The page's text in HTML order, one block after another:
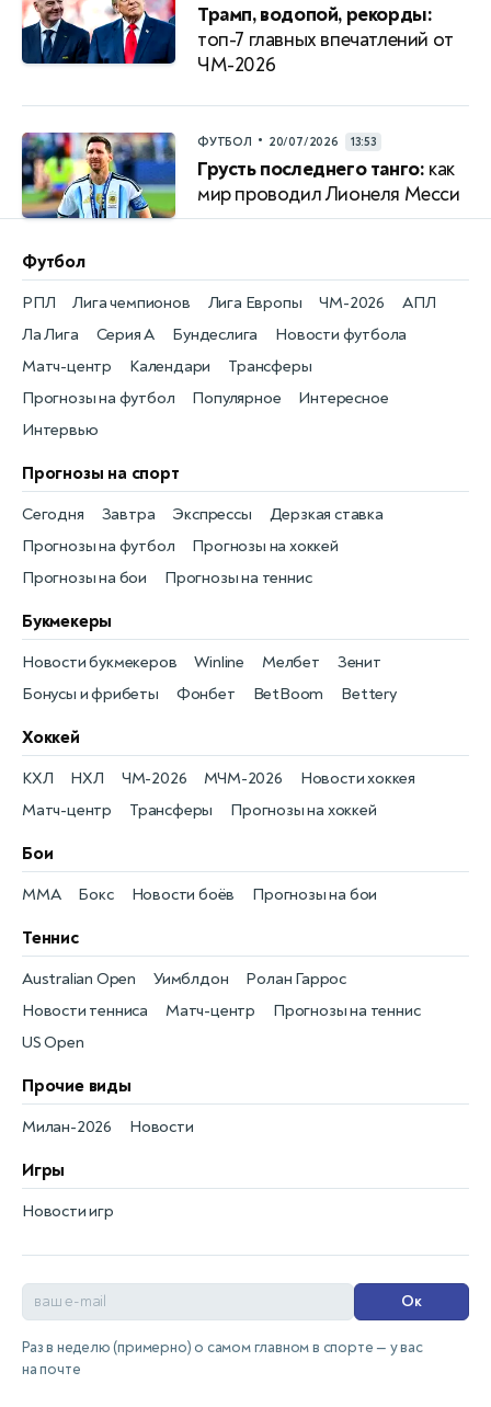
Трамп, водопой, рекорды:
топ-7 главных впечатлений от
ЧМ-2026
ФУТБОЛ • 20/07/2026 13:53
Грусть последнего танго: как
мир проводил Лионеля Месси
Футбол
Новости футбола
РПЛ
Матч-центр
Лига чемпионов
Календари
Лига Европы
Трансферы
ЧМ-2026
Прогнозы на футбол
АПЛ
Популярное
Ла Лига
Интересное
Серия А
Интервью
Бундеслига
Прогнозы на спорт
Прогнозы на футбол
Сегодня
Прогнозы на хоккей
Завтра
Прогнозы на бои
Экспрессы
Прогнозы на теннис
Дерзкая ставка
Букмекеры
Бонусы и фрибеты
Новости букмекеров
Фонбет
Winline
BetBoom
Мелбет
Bettery
Зенит
Хоккей
Новости хоккея
КХЛ
Матч-центр
НХЛ
Трансферы
ЧМ-2026
Прогнозы на хоккей
МЧМ-2026
Бои
Новости боёв
MMA Прогнозы на бои
Бокс
Теннис
Новости тенниса
Australian Open
Матч-центр
Уимблдон
Прогнозы на теннис
Ролан Гаррос
US Open
Прочие виды
Новости
Милан-2026
Игры
Новости игр
Ок
Раз в неделю (примерно) о самом главном в спорте — у вас
на почте